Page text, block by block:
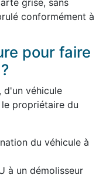
grise, sans
conformément à
pour faire
d'un véhicule
propriétaire du
du véhicule à
à un démolisseur